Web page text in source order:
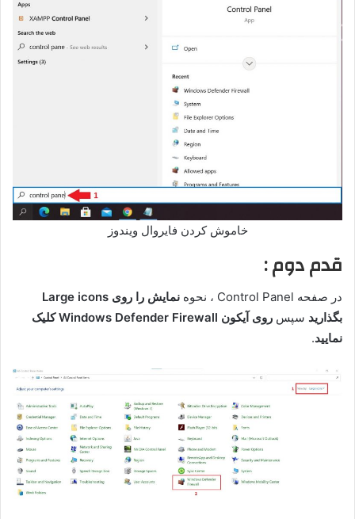
خاموش کردن فایروال ویندوز
قدم دوم :
در صفحه Control Panel ، نحوه
نمایش را روی Large icons
بگذارید سپس
روی آیکون Windows Defender Firewall کلیک
نمایید.